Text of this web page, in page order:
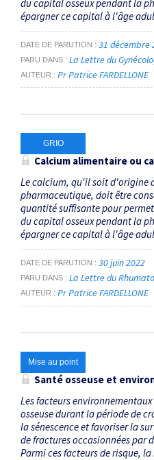
du capital osseux pendant la
épargner ce capital à l'âge
DATE DE PARUTION 31 décembre
PARU DANS La Lettre du
AUTEUR Pr Patrice FARDELLONE
GRIO
Calcium alimentaire ou
Le calcium, qu'il soit d'origine
pharmaceutique, doit être
quantité suffisante pour
du capital osseux pendant la
épargner ce capital à l'âge
DATE DE PARUTION 30 juin 2022
PARU DANS La Lettre du
AUTEUR Pr Patrice FARDELLONE
Mise au point
Santé osseuse et
Les facteurs
osseuse durant la période de
la sénescence et favoriser la
de fractures occasionnées par
Parmi ces facteurs de risque,